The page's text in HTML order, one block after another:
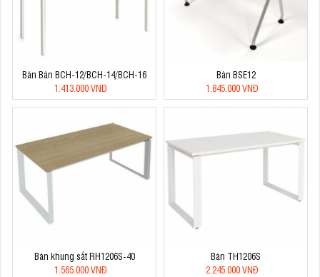
Bàn Bàn BCH-12/BCH-14/BCH-16
1.413.000 VNĐ
Bàn BSE12
1.845.000 VNĐ
Bàn khung sắt RH1206S-40
1.565.000 VNĐ
Bàn TH1206S
2.245.000 VNĐ